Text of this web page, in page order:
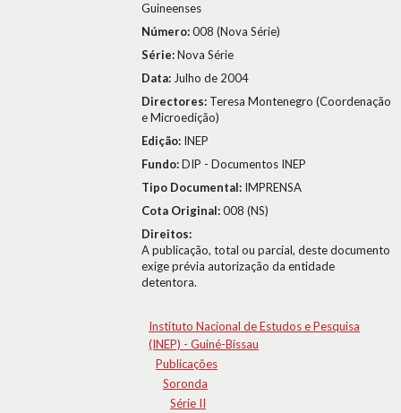
Guineenses
Número:008 (Nova Série)
Série:Nova Série
Data: Julho de 2004
Directores: Teresa Montenegro (Coordenação
e Microedição)
Edição: INEP
Fundo:DIP - Documentos INEP
Tipo Documental: IMPRENSA
Cota Original:008 (NS)
Direitos:
A publicação, total ou parcial, deste documento
exige prévia autorização da entidade
detentora.
Instituto Nacional de Estudos e Pesquisa
(INEP) - Guiné-Bissau
Publicações
Soronda
Série II